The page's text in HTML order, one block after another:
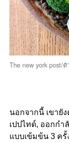
The new york post/
นอกจากนี้ เขายั
เปปไทด์, ออกกำ
แบบเข้มข้น 3 ค